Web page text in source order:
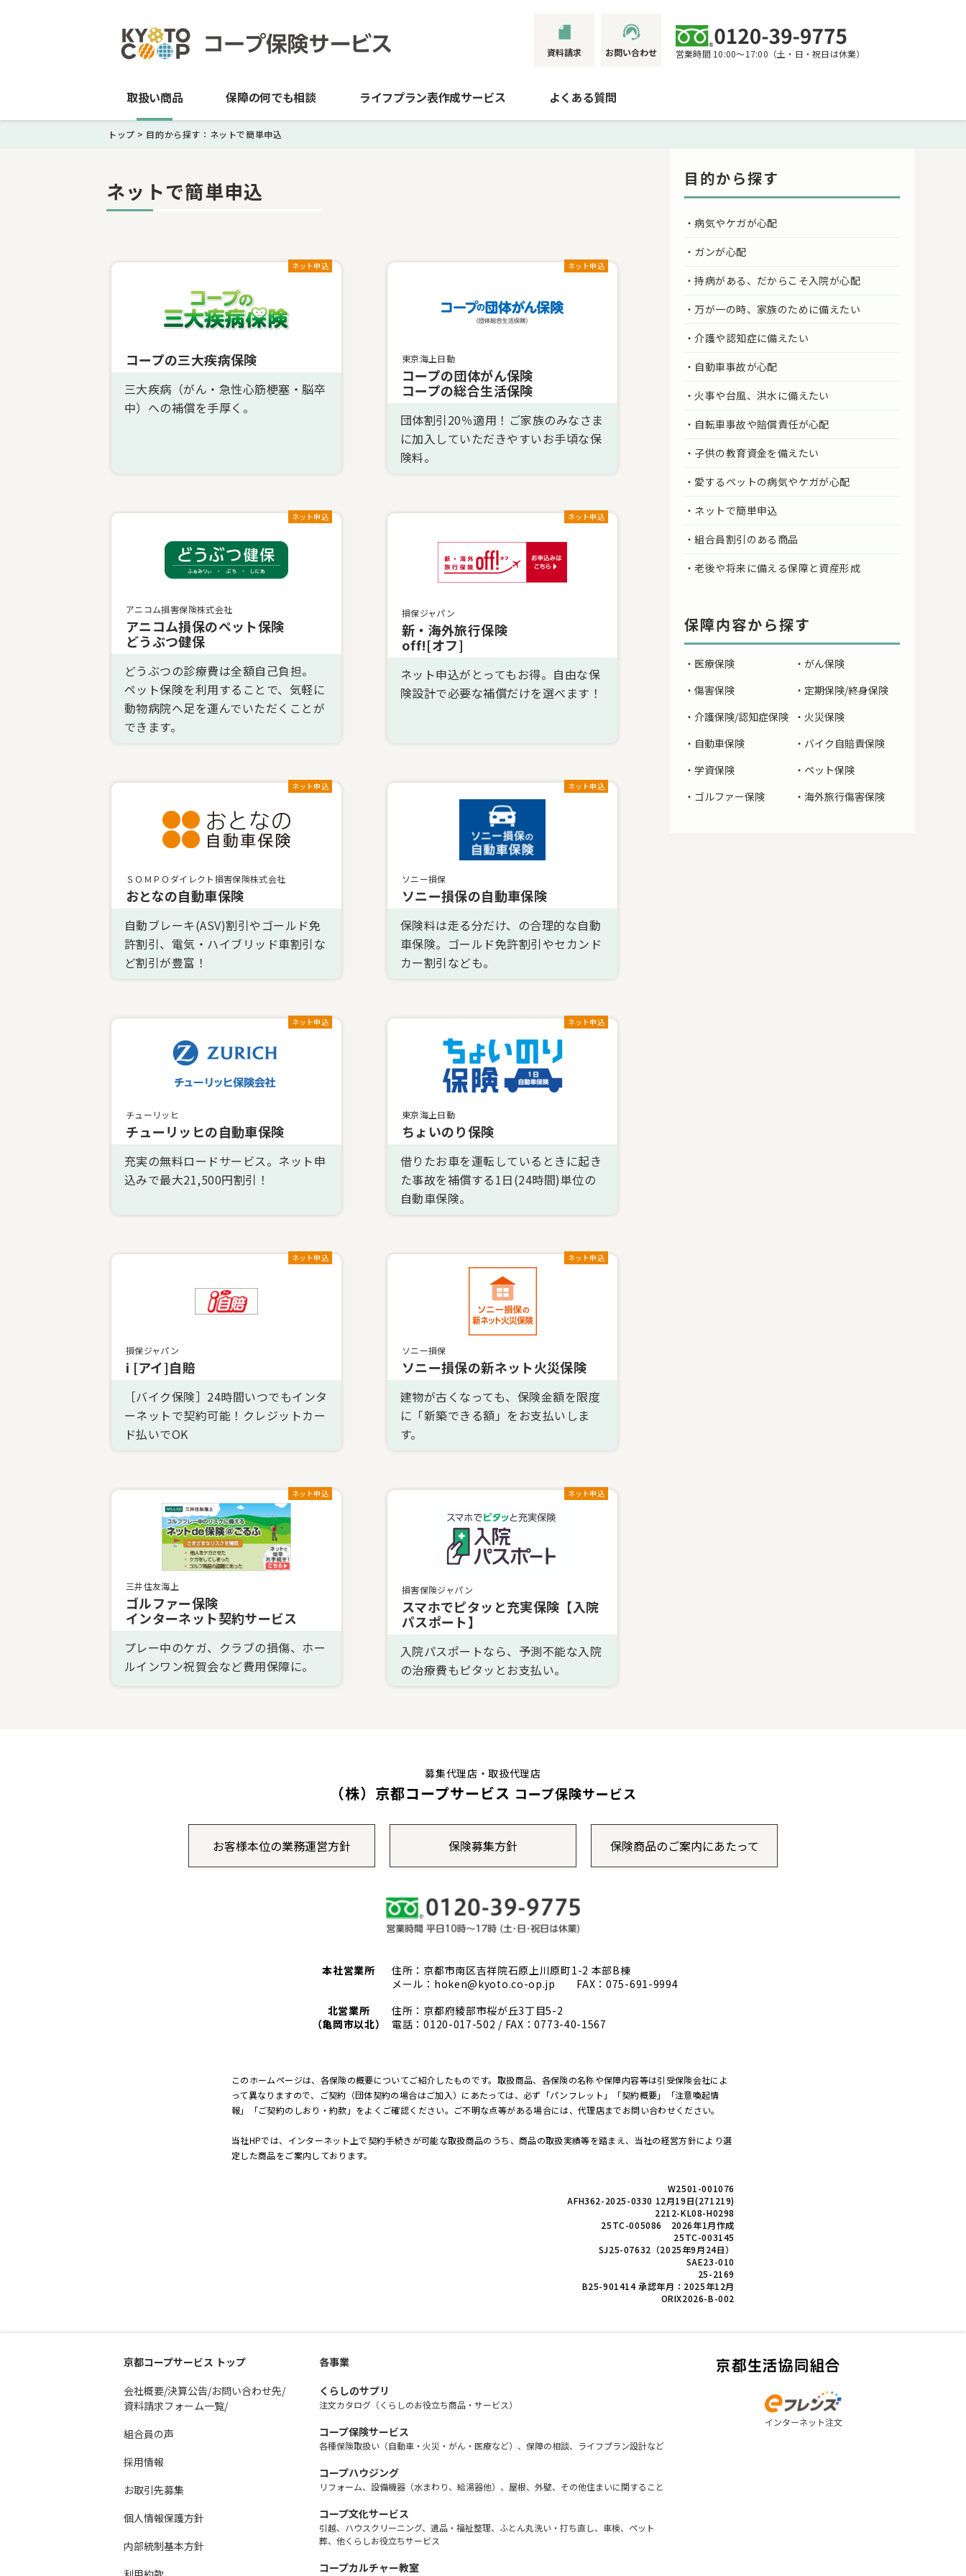
資料請求 お問い合わせ 営業時間 10:00〜17:00（土・日・祝日は休業）
取扱い商品 保障の何でも相談 ライフプラン表作成サービス よくある質問
トップ > 目的から探す：ネットで簡単申込
ネットで簡単申込
ネット申込
コープの三大疾病保険
三大疾病（がん・急性心筋梗塞・脳卒
中）への補償を手厚く。
ネット申込
東京海上日動
コープの団体がん保険
コープの総合生活保険
団体割引20％適用！ご家族のみなさま
に加入していただきやすいお手頃な保
険料。
ネット申込
アニコム損害保険株式会社
アニコム損保のペット保険
どうぶつ健保
どうぶつの診療費は全額自己負担。
ペット保険を利用することで、気軽に
動物病院へ足を運んでいただくことが
できます。
ネット申込
損保ジャパン
新・海外旅行保険
off![オフ]
ネット申込がとってもお得。自由な保
険設計で必要な補償だけを選べます！
ネット申込
ＳＯＭＰＯダイレクト損害保険株式会社
おとなの自動車保険
自動ブレーキ(ASV)割引やゴールド免
許割引、電気・ハイブリッド車割引な
ど割引が豊富！
ネット申込
ソニー損保
ソニー損保の自動車保険
保険料は走る分だけ、の合理的な自動
車保険。ゴールド免許割引やセカンド
カー割引なども。
ネット申込
チューリッヒ
チューリッヒの自動車保険
充実の無料ロードサービス。ネット申
込みで最大21,500円割引！
ネット申込
東京海上日動
ちょいのり保険
借りたお車を運転しているときに起き
た事故を補償する1日(24時間)単位の
自動車保険。
ネット申込
損保ジャパン
i [アイ]自賠
［バイク保険］24時間いつでもインタ
ーネットで契約可能！クレジットカー
ド払いでOK
ネット申込
ソニー損保
ソニー損保の新ネット火災保険
建物が古くなっても、保険金額を限度
に「新築できる額」をお支払いしま
す。
ネット申込
三井住友海上
ゴルファー保険
インターネット契約サービス
プレー中のケガ、クラブの損傷、ホー
ルインワン祝賀会など費用保障に。
ネット申込
損害保険ジャパン
スマホでピタッと充実保険【入院
パスポート】
入院パスポートなら、予測不能な入院
の治療費もピタッとお支払い。
目的から探す
・病気やケガが心配
・ガンが心配
・持病がある、だからこそ入院が心配
・万が一の時、家族のために備えたい
・介護や認知症に備えたい
・自動車事故が心配
・火事や台風、洪水に備えたい
・自転車事故や賠償責任が心配
・子供の教育資金を備えたい
・愛するペットの病気やケガが心配
・ネットで簡単申込
・組合員割引のある商品
・老後や将来に備える保障と資産形成
保障内容から探す
・医療保険
・がん保険
・傷害保険
・定期保険/終身保険
・介護保険/認知症保険
・火災保険
・自動車保険
・バイク自賠責保険
・学資保険
・ペット保険
・ゴルファー保険
・海外旅行傷害保険
募集代理店・取扱代理店
（株）京都コープサービス コープ保険サービス
お客様本位の業務運営方針 保険募集方針 保険商品のご案内にあたって
本社営業所
住所：京都市南区吉祥院石原上川原町1-2 本部B棟
メール： hoken@kyoto.co-op.jp
FAX：075-691-9994
北営業所
（亀岡市以北）
住所：京都府綾部市桜が丘3丁目5-2
電話：0120-017-502 / FAX：0773-40-1567
このホームページは、各保険の概要についてご紹介したものです。取扱商品、各保険の名称や保障内容等は引受保険会社によ
って異なりますので、ご契約（団体契約の場合はご加入）にあたっては、必ず「パンフレット」「契約概要」「注意喚起情
報」「ご契約のしおり・約款」をよくご確認ください。ご不明な点等がある場合には、代理店までお問い合わせください。
当社HPでは、インターネット上で契約手続きが可能な取扱商品のうち、商品の取扱実績等を踏まえ、当社の経営方針により選
定した商品をご案内しております。
W2501-001076
AFH362-2025-0330 12月19日(271219)
2212-KL08-H0298
25TC-005086 2026年1月作成
25TC-003145
SJ25-07632（2025年9月24日）
SAE23-010
25-2169
B25-901414 承認年月：2025年12月
ORIX2026-B-002
京都コープサービス トップ
会社概要/決算公告/お問い合わせ先/
資料請求フォーム一覧/
組合員の声
採用情報
お取引先募集
個人情報保護方針
内部統制基本方針
各事業
くらしのサプリ
注文カタログ（くらしのお役立ち商品・サービス）
コープ保険サービス
各種保険取扱い（自動車・火災・がん・医療など）、保障の相談、ライフプラン設計など
コープハウジング
リフォーム、設備機器（水まわり、給湯器他）、屋根、外壁、その他住まいに関すること
コープ文化サービス
引越、ハウスクリーニング、遺品・福祉整理、ふとん丸洗い・打ち直し、車検、ペット
葬、他くらしお役立ちサービス
コープカルチャー教室